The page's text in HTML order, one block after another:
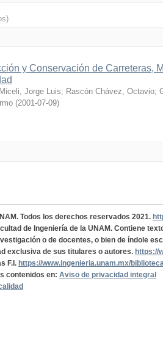
y Conservación de Carreteras,
Jorge Luis; Rascón Chávez, Octavio;
(2001-07-09)
Todos los derechos reservados 2021.
de Ingeniería de la UNAM. Contiene
o de docentes, o bien de índole
exclusiva de sus titulares o autores. https://
F.I. https://www.ingenieria.unam.mx/
contenidos en: Aviso de privacidad integral